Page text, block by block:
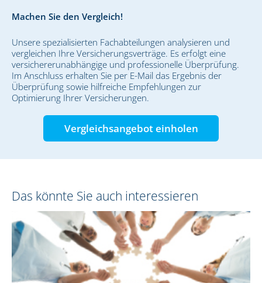
Machen Sie den Vergleich!
Unsere spezialisierten Fachabteilungen analysieren und
vergleichen Ihre Versicherungsverträge. Es erfolgt eine
versichererunabhängige und professionelle Überprüfung.
Im Anschluss erhalten Sie per E-Mail das Ergebnis der
Überprüfung sowie hilfreiche Empfehlungen zur
Optimierung Ihrer Versicherungen.
Vergleichsangebot einholen
Das könnte Sie auch interessieren